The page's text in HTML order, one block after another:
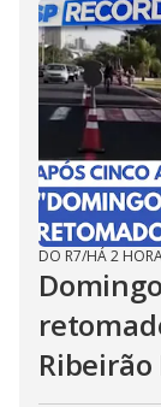
DO R7/HÁ 2
Ribeirão